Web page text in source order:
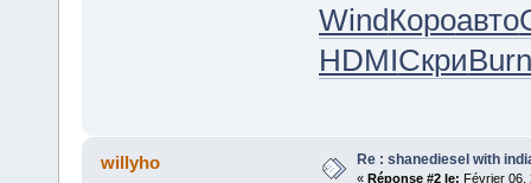
WindКороавто
HDMIСкриBurn
willyho Re : shanediesel with
« Réponse #2 le: Février 06,